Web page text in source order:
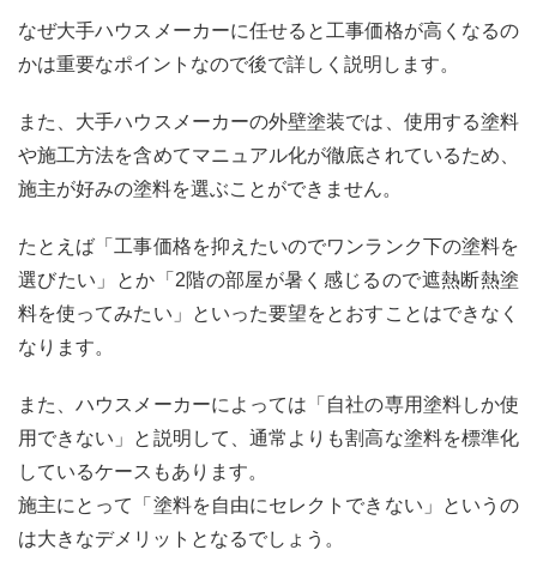
なぜ大手ハウスメーカーに任せると工事価格が高くなるの
かは重要なポイントなので後で詳しく説明します。
また、大手ハウスメーカーの外壁塗装では、使用する塗料
や施工方法を含めてマニュアル化が徹底されているため、
施主が好みの塗料を選ぶことができません。
たとえば「工事価格を抑えたいのでワンランク下の塗料を
選びたい」とか「2階の部屋が暑く感じるので遮熱断熱塗
料を使ってみたい」といった要望をとおすことはできなく
なります。
また、ハウスメーカーによっては「自社の専用塗料しか使
用できない」と説明して、通常よりも割高な塗料を標準化
しているケースもあります。
施主にとって「塗料を自由にセレクトできない」というの
は大きなデメリットとなるでしょう。